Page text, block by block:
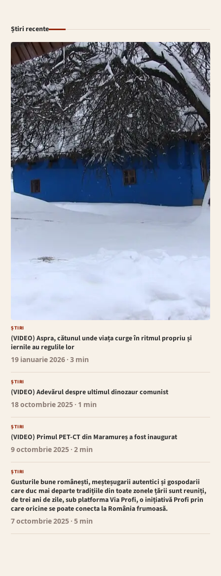
Știri recente
ȘTIRI
(VIDEO) Aspra, cătunul unde viața curge în ritmul propriu și
iernile au regulile lor
19 ianuarie 2026 · 3 min
ȘTIRI
(VIDEO) Adevărul despre ultimul dinozaur comunist
18 octombrie 2025 · 1 min
ȘTIRI
(VIDEO) Primul PET-CT din Maramureș a fost inaugurat
9 octombrie 2025 · 2 min
ȘTIRI
Gusturile bune românești, meșteșugarii autentici și gospodarii
care duc mai departe tradițiile din toate zonele țării sunt reuniți,
de trei ani de zile, sub platforma Via Profi, o inițiativă Profi prin
care oricine se poate conecta la România frumoasă.
7 octombrie 2025 · 5 min